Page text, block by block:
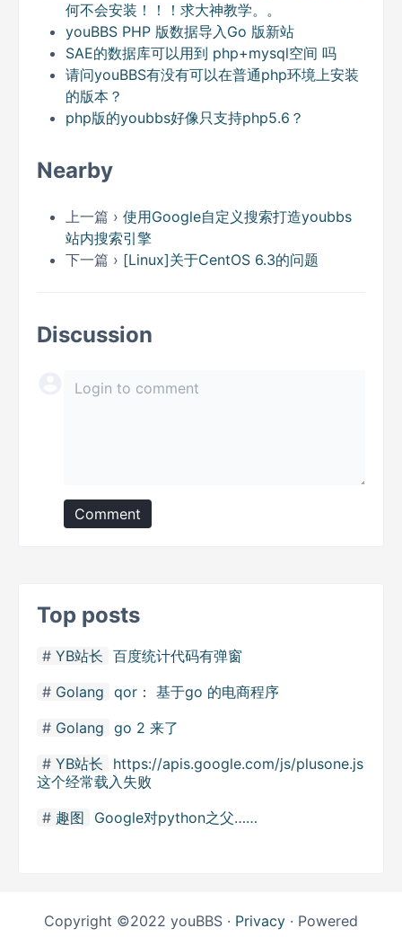
何不会安装！！！求大神教学。。
youBBS PHP 版数据导入Go 版新站
SAE的数据库可以用到 php+mysql空间 吗
请问youBBS有没有可以在普通php环境上安装
的版本？
php版的youbbs好像只支持php5.6？
Nearby
上一篇 › 使用Google自定义搜索打造youbbs
站内搜索引擎
下一篇 › [Linux]关于CentOS 6.3的问题
Discussion
Comment
Top posts
YB站长 百度统计代码有弹窗
Golang qor： 基于go 的电商程序
Golang go 2 来了
YB站长
https://apis.google.com/js/plusone.js
这个经常载入失败
趣图
Google对python之父……
Copyright ©2022 youBBS · Privacy · Powered